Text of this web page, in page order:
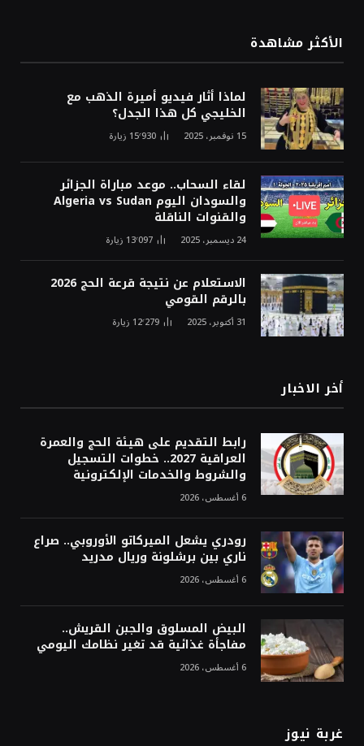
الأكثر مشاهدة
لماذا أثار فيديو أميرة الذهب مع
الخليجي كل هذا الجدل؟
15 نوفمبر، 2025 15٬930 زيارة
لقاء السحاب.. موعد مباراة الجزائر
والسودان اليوم Algeria vs Sudan
والقنوات الناقلة
24 ديسمبر، 2025 13٬097 زيارة
الاستعلام عن نتيجة قرعة الحج 2026
بالرقم القومي
31 أكتوبر، 2025 12٬279 زيارة
أخر الاخبار
رابط التقديم على هيئة الحج والعمرة
العراقية 2027.. خطوات التسجيل
والشروط والخدمات الإلكترونية
6 أغسطس، 2026
رودري يشعل الميركاتو الأوروبي.. صراع
ناري بين برشلونة وريال مدريد
6 أغسطس، 2026
البيض المسلوق والجبن القريش..
مفاجأة غذائية قد تغير نظامك اليومي
6 أغسطس، 2026
غربة نيوز